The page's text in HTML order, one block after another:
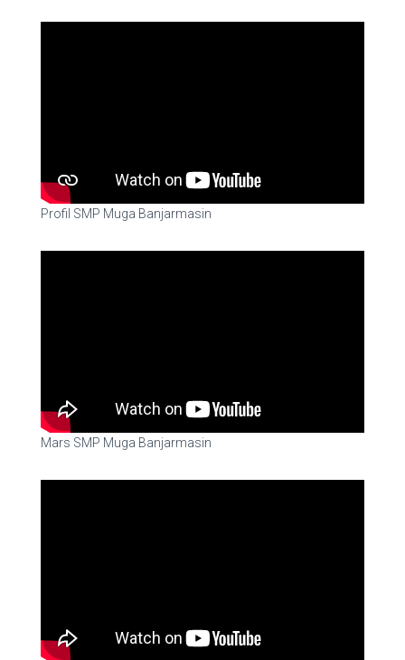
Profil SMP Muga Banjarmasin
Mars SMP Muga Banjarmasin